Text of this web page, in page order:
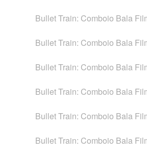
Bullet Train: Comboio Bala
Bullet Train: Comboio Bala
Bullet Train: Comboio Bala
Bullet Train: Comboio Bala
Bullet Train: Comboio Bala
Bullet Train: Comboio Bala